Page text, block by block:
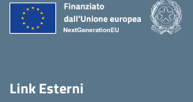
Link Esterni